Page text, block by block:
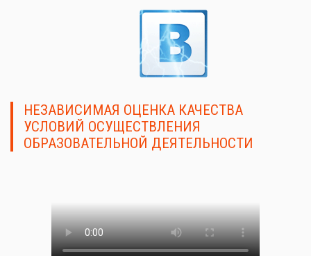
НЕЗАВИСИМАЯ ОЦЕНКА КАЧЕСТВА
УСЛОВИЙ ОСУЩЕСТВЛЕНИЯ
ОБРАЗОВАТЕЛЬНОЙ ДЕЯТЕЛЬНОСТИ